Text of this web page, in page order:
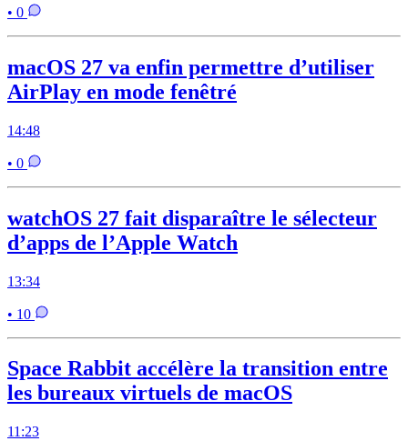
• 0
macOS 27 va enfin permettre d’utiliser
AirPlay en mode fenêtré
14:48
• 0
watchOS 27 fait disparaître le sélecteur
d’apps de l’Apple Watch
13:34
• 10
Space Rabbit accélère la transition entre
les bureaux virtuels de macOS
11:23